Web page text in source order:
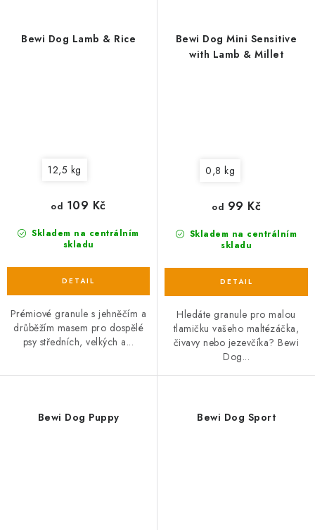
Bewi Dog Lamb & Rice
12,5 kg
Skladem na centrálním
skladu
od 109 Kč
Prémiové granule s jehněčím a
drůběžím masem pro dospělé
psy středních, velkých a...
Bewi Dog Mini Sensitive
with Lamb & Millet
0,8 kg
Skladem na centrálním
skladu
od 99 Kč
Hledáte granule pro malou
tlamičku vašeho maltézáčka,
čivavy nebo jezevčíka? Bewi
Dog...
Bewi Dog Puppy Bewi Dog Sport